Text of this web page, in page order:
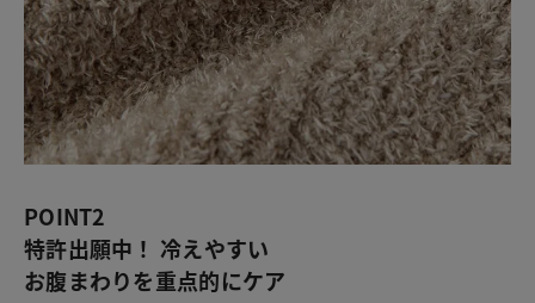
POINT2
特許出願中！ 冷えやすい
お腹まわりを重点的にケア